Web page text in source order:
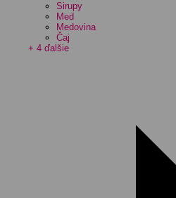
Sirupy
Med
Medovina
Čaj
+ 4 ďalšie